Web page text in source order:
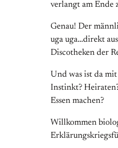
verlangt am Ende
Genau! Der
uga uga…direkt
Discotheken der
Und was ist da
Instinkt?
Essen machen?
Willkommen